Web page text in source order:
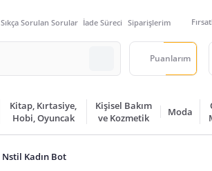
Sıkça Sorulan Sorular İade Süreci Siparişlerim
Puanlarım
Kitap, Kırtasiye,
Hobi, Oyuncak
Kişisel Bakım
ve Kozmetik
Moda
Nstil Kadın Bot